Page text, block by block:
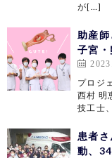
が[…]
助産
子宮・
プロジ
西村 明
技工士
患者
動、